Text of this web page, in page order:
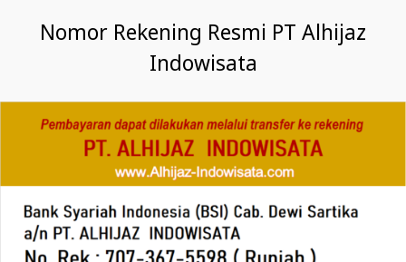
Nomor Rekening Resmi PT Alhijaz
Indowisata